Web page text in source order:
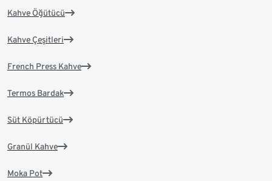
Kahve Öğütücü
Kahve Çeşitleri
French Press Kahve
Termos Bardak
Süt Köpürtücü
Granül Kahve
Moka Pot